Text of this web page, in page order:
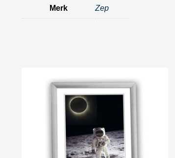
Merk Zep